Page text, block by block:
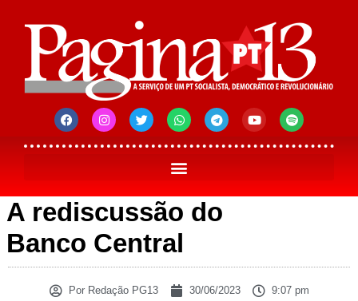
A rediscussão do
Banco Central
PorRedação PG13 30/06/2023
9:07 pm